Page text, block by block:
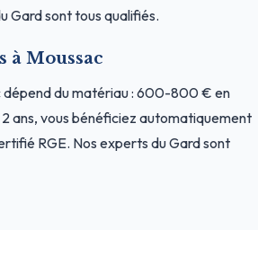
Gard sont tous qualifiés.
à Moussac
dépend du matériau : 600-800 € en
ans, vous bénéficiez automatiquement
RGE. Nos experts du Gard sont